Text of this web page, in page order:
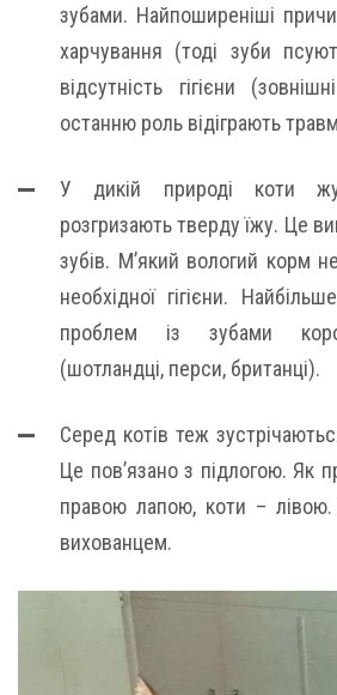
зубами. Найпоширеніші
харчування (тоді зуби
відсутність гігієни
останню роль відіграють
У дикій природі коти
розгризають тверду їжу. Це
зубів. М’який вологий корм
необхідної гігієни.
проблем із зубами
(шотландці, перси, британці).
Серед котів теж
Це пов’язано з підлогою. Як
правою лапою, коти – лівою.
вихованцем.